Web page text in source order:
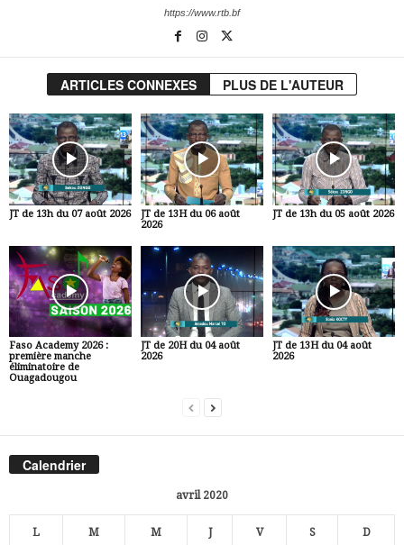
https://www.rtb.bf
ARTICLES CONNEXES PLUS DE L'AUTEUR
JT de 13h du 07 août 2026
JT de 13H du 06 août
2026
JT de 13h du 05 août 2026
Faso Academy 2026 :
première manche
éliminatoire de
Ouagadougou
JT de 20H du 04 août
2026
JT de 13H du 04 août
2026
Calendrier
avril 2020
L M M J V S D